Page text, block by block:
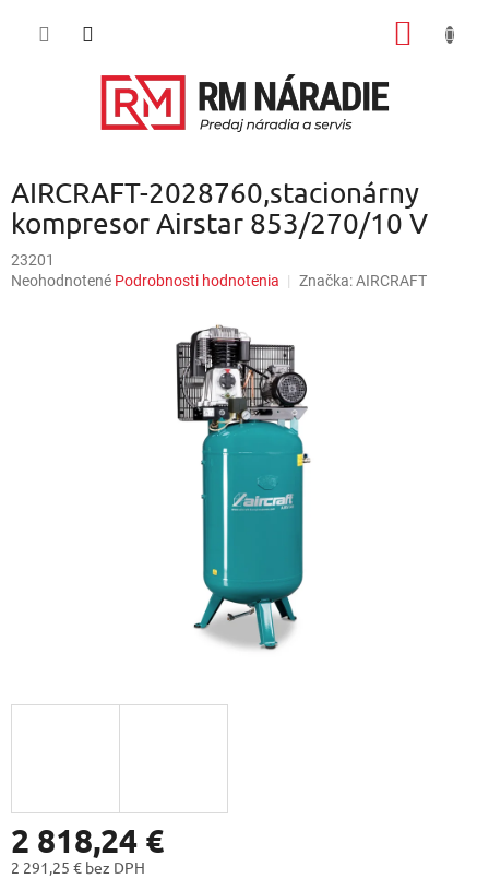
AIRCRAFT-2028760,stacionárny
kompresor Airstar 853/270/10 V
23201
Priemerné
Neohodnotené Podrobnosti hodnotenia Značka:AIRCRAFT
2 818,24 €
2 291,25 € bez DPH